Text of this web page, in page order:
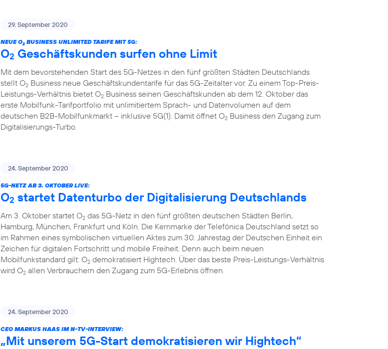
29. September 2020
NEUE O2 BUSINESS UNLIMITED TARIFE MIT 5G:
O2 Geschäftskunden surfen ohne Limit
Mit dem bevorstehenden Start des 5G-Netzes in den fünf größten Städten Deutschlands
stellt O2 Business neue Geschäftskundentarife für das 5G-Zeitalter vor. Zu einem Top-Preis-
Leistungs-Verhältnis bietet O2 Business seinen Geschäftskunden ab dem 12. Oktober das
erste Mobilfunk-Tarifportfolio mit unlimitiertem Sprach- und Datenvolumen auf dem
deutschen B2B-Mobilfunkmarkt – inklusive 5G(1). Damit öffnet O2 Business den Zugang zum
Digitalisierungs-Turbo.
24. September 2020
5G-NETZ AB 3. OKTOBER LIVE:
O2 startet Datenturbo der Digitalisierung Deutschlands
Am 3. Oktober startet O2 das 5G-Netz in den fünf größten deutschen Städten Berlin,
Hamburg, München, Frankfurt und Köln. Die Kernmarke der Telefónica Deutschland setzt so
im Rahmen eines symbolischen virtuellen Aktes zum 30. Jahrestag der Deutschen Einheit ein
Zeichen für digitalen Fortschritt und mobile Freiheit. Denn auch beim neuen
Mobilfunkstandard gilt: O2 demokratisiert Hightech. Über das beste Preis-Leistungs-Verhältnis
wird O2 allen Verbrauchern den Zugang zum 5G-Erlebnis öffnen.
24. September 2020
CEO MARKUS HAAS IM N-TV-INTERVIEW:
„Mit unserem 5G-Start demokratisieren wir Hightech“